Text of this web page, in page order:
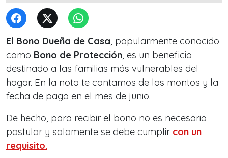
El Bono Dueña de Casa, popularmente conocido
como Bono de Protección, es un beneficio
destinado a las familias más vulnerables del
hogar. En la nota te contamos de los montos y la
fecha de pago en el mes de junio.
De hecho, para recibir el bono no es necesario
postular y solamente se debe cumplir con un
requisito.